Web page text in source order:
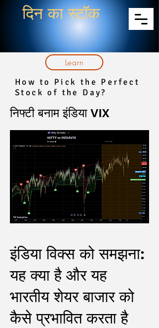
दिन का स्टॉक
How to Pick the Perfect
Stock of the Day?
Learn
निफ्टी बनाम इंडिया VIX
इंडिया विक्स को समझना:
यह क्या है और यह
भारतीय शेयर बाजार को
कैसे प्रभावित करता है